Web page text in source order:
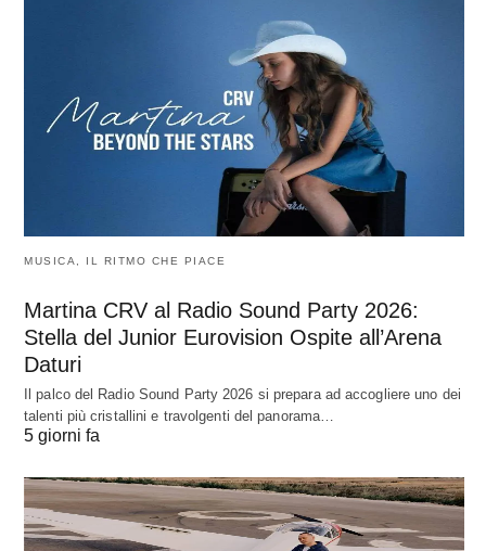
MUSICA, IL RITMO CHE PIACE
Martina CRV al Radio Sound Party 2026:
Stella del Junior Eurovision Ospite all’Arena
Daturi
Il palco del Radio Sound Party 2026 si prepara ad accogliere uno dei
talenti più cristallini e travolgenti del panorama…
5 giorni fa